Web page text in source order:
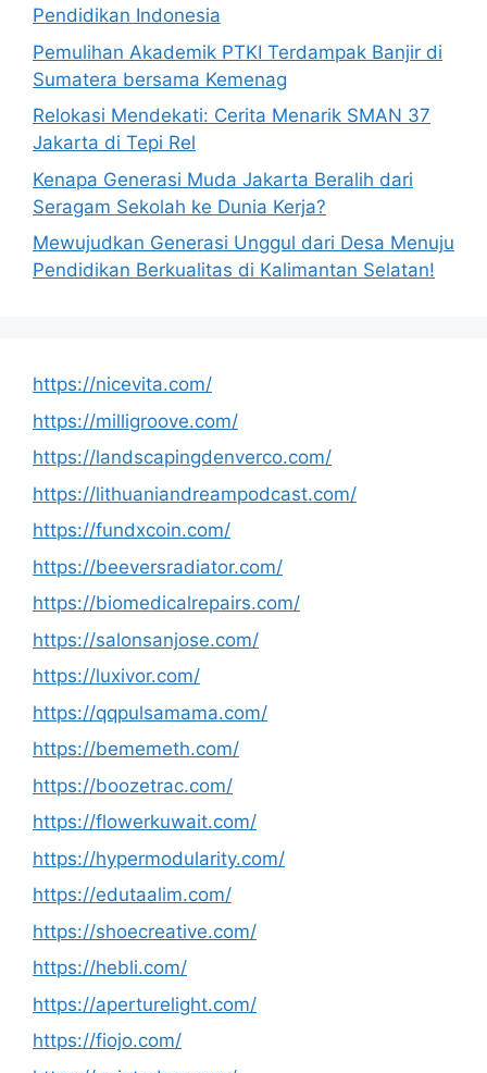
Pendidikan Indonesia
Pemulihan Akademik PTKI Terdampak Banjir di
Sumatera bersama Kemenag
Relokasi Mendekati: Cerita Menarik SMAN 37
Jakarta di Tepi Rel
Kenapa Generasi Muda Jakarta Beralih dari
Seragam Sekolah ke Dunia Kerja?
Mewujudkan Generasi Unggul dari Desa Menuju
Pendidikan Berkualitas di Kalimantan Selatan!
https://nicevita.com/
https://milligroove.com/
https://landscapingdenverco.com/
https://lithuaniandreampodcast.com/
https://fundxcoin.com/
https://beeversradiator.com/
https://biomedicalrepairs.com/
https://salonsanjose.com/
https://luxivor.com/
https://qqpulsamama.com/
https://bememeth.com/
https://boozetrac.com/
https://flowerkuwait.com/
https://hypermodularity.com/
https://edutaalim.com/
https://shoecreative.com/
https://hebli.com/
https://aperturelight.com/
https://fiojo.com/